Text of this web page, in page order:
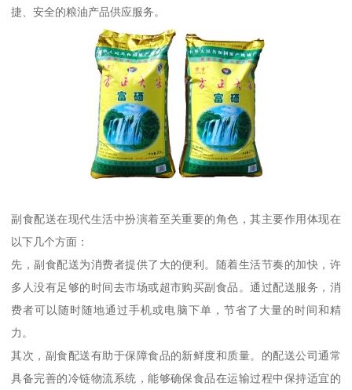
捷、安全的粮油产品供应服务。
副食配送在现代生活中扮演着至关重要的角色，其主要作用体现在
以下几个方面：
先，副食配送为消费者提供了大的便利。随着生活节奏的加快，许
多人没有足够的时间去市场或超市购买副食品。通过配送服务，消
费者可以随时随地通过手机或电脑下单，节省了大量的时间和精
力。
其次，副食配送有助于保障食品的新鲜度和质量。的配送公司通常
具备完善的冷链物流系统，能够确保食品在运输过程中保持适宜的